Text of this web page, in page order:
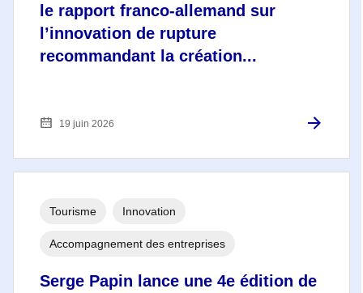
le rapport franco-allemand sur
l’innovation de rupture
recommandant la création...
19 juin 2026
Serge Papin lance une 4e édition de
Tourisme Innovation
Accompagnement des entreprises